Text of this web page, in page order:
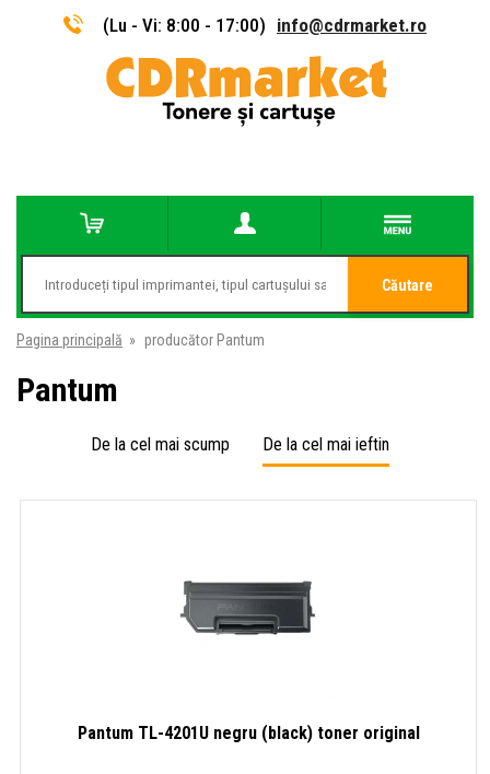
(Lu - Vi: 8:00 - 17:00) info@cdrmarket.ro
Căutare
Pagina principală » producător Pantum
Pantum
De la cel mai scump De la cel mai ieftin
Pantum TL-4201U negru (black) toner original